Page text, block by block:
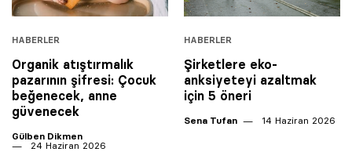
HABERLER
Organik atıştırmalık
pazarının şifresi: Çocuk
beğenecek, anne
güvenecek
Gülben Dikmen
24 Haziran 2026
HABERLER
Şirketlere eko-
anksiyeteyi azaltmak
için 5 öneri
Sena Tufan 14 Haziran 2026